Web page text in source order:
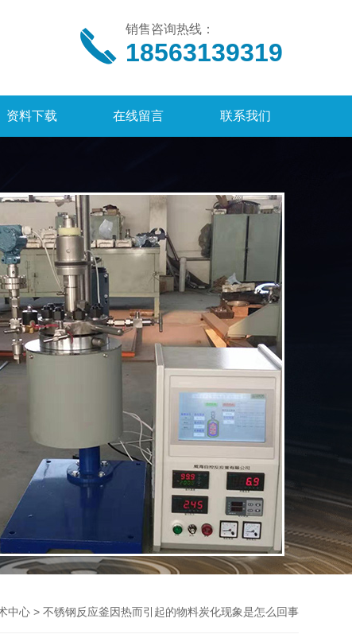
销售咨询热线：
18563139319
资料下载 在线留言 联系我们
中心> 不锈钢反应釜因热而引起的物料炭化现象是怎么回事